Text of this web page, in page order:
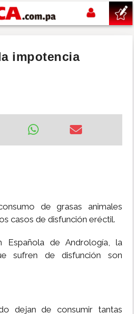
impotencia
de grasas animales
casos de disfunción eréctil.
Española de Andrología, la
sufren de disfunción son
dejan de consumir tantas